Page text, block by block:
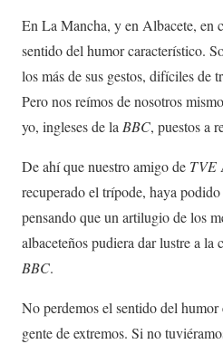
En La Mancha, y en Albacete, en
sentido del humor característico.
los más de sus gestos, difíciles de
Pero nos reímos de nosotros
yo, ingleses de laBBC, puestos a
De ahí que nuestro amigo de TVE
recuperado el trípode, haya
pensando que un artilugio de los
albaceteños pudiera dar lustre a la
BBC.
No perdemos el sentido del
gente de extremos. Si no